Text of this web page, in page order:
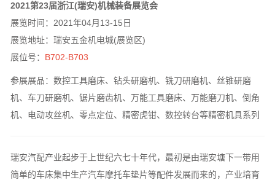
2021第23届浙江(瑞安)机械装备展览会
展览时间：2021年04月13-15日
展览地址：瑞安五金机电城(展览区)
展位号： B702-B703
参展展品：数控工具磨床、钻头研磨机、铣刀研磨机、丝锥研磨
机、车刀研磨机、锯片磨齿机、万能工具磨床、万能磨刀机、倒角
机、电动攻丝机、零点定位、精密虎钳、数控转台等精密机具系列
瑞安汽配产业起步于上世纪六七十年代，最初是由瑞安塘下一带用
简单的车床集中生产汽车摩托车垫片等配件发展而来的，产业培育